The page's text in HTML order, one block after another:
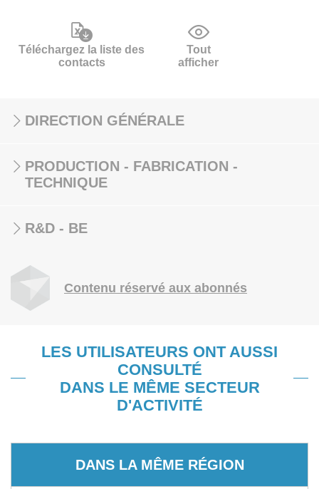
Téléchargez la liste des
contacts
Tout
afficher
DIRECTION GÉNÉRALE
PRODUCTION - FABRICATION -
TECHNIQUE
R&D - BE
Contenu réservé aux abonnés
LES UTILISATEURS ONT AUSSI
CONSULTÉ
DANS LE MÊME SECTEUR
D'ACTIVITÉ
DANS LA MÊME RÉGION